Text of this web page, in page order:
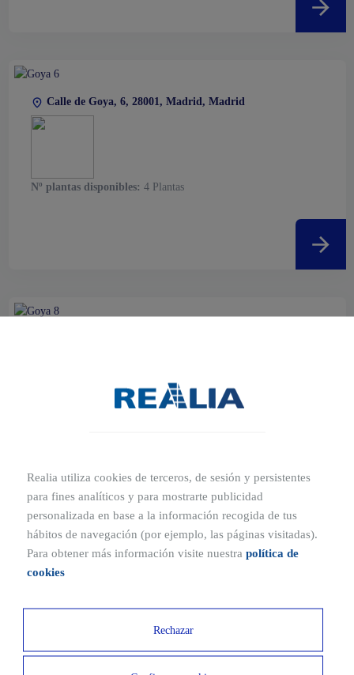
Calle de Goya, 6, 28001, Madrid, Madrid
Nº plantas disponibles: 4 Plantas
Realia utiliza cookies de terceros, de sesión y persistentes
para fines analíticos y para mostrarte publicidad
personalizada en base a la información recogida de tus
hábitos de navegación (por ejemplo, las páginas visitadas).
Para obtener más información visite nuestra política de
cookies
Rechazar